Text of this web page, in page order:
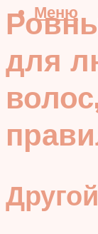
Меню
для